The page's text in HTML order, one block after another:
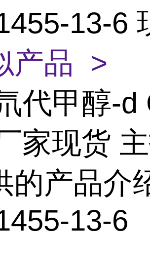
13-6
产品 >
代甲醇-d
家现货
的产品介
13-6